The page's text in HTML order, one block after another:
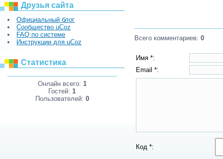
Друзья сайта
Официальный блог
Сообщество uCoz
FAQ по системе
Инструкции для uCoz
Статистика
Онлайн всего: 1
Гостей: 1
Пользователей: 0
Всего комментариев: 0
Имя *:
Email *:
Код *: